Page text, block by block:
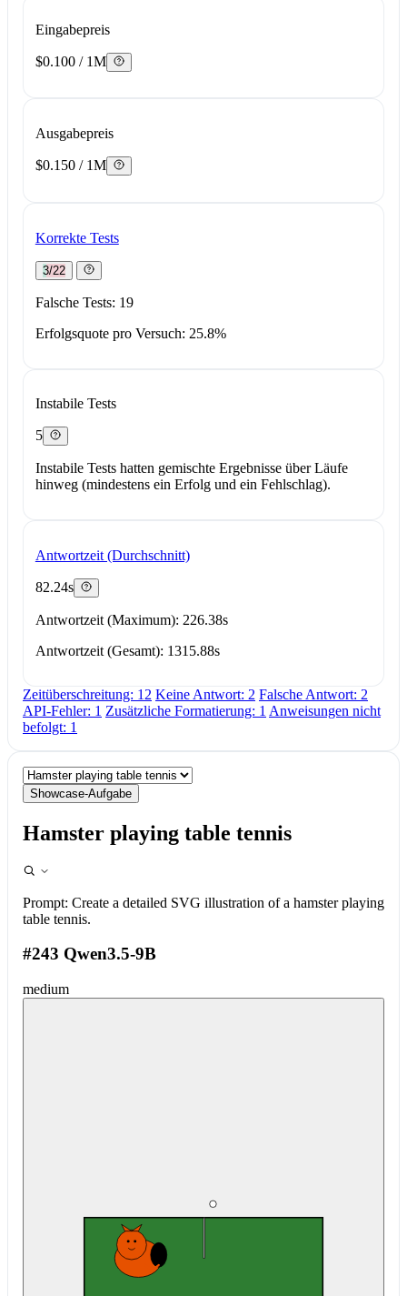
Eingabepreis
$0.100 / 1M
Ausgabepreis
$0.150 / 1M
Korrekte Tests
3/22
Falsche Tests: 19
Erfolgsquote pro Versuch: 25.8%
Instabile Tests
5
Instabile Tests hatten gemischte Ergebnisse über Läufe
hinweg (mindestens ein Erfolg und ein Fehlschlag).
Antwortzeit (Durchschnitt)
82.24s
Antwortzeit (Maximum): 226.38s
Antwortzeit (Gesamt): 1315.88s
Zeitüberschreitung: 12 Keine Antwort: 2 Falsche Antwort: 2
API-Fehler: 1 Zusätzliche Formatierung: 1 Anweisungen nicht
befolgt: 1
Showcase-Aufgabe
Hamster playing table tennis
Prompt: Create a detailed SVG illustration of a hamster playing
table tennis.
#243 Qwen3.5-9B
medium